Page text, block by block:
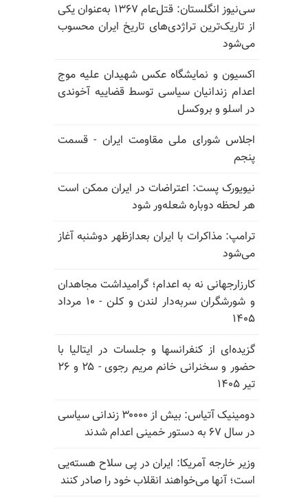
سی‌نیوز انگلستان: قتل‌عام ۱۳۶۷ به‌عنوان یکی
از تاریک‌ترین تراژدی‌های تاریخ ایران محسوب
می‌شود
اکسیون و نمایشگاه عکس شهیدان علیه موج
اعدام زندانیان سیاسی توسط قضاییه آخوندی
در اسلو و بروکسل
اجلاس شورای ملی مقاومت ایران - قسمت
پنجم
نیویورک پست: اعتراضات در ایران ممکن است
هر لحظه دوباره شعله‌ور شود
ترامپ: مذاکرات با ایران بعدازظهر دوشنبه آغاز
می‌شود
کارزارجهانی نه به اعدام؛ گرامیداشت مجاهدان
و شورشگران سربه‌دار لندن و کلن - ۱۰ مرداد
۱۴۰۵
گزیده‌ای از کنفرانسها و جلسات در ایتالیا با
حضور و سخنرانی خانم مریم رجوی - ۲۵ و ۲۶
تیر ۱۴۰۵
دومینیک آتیاس: بیش از ۳۰۰۰۰ زندانی سیاسی
در سال ۶۷ به دستور خمینی اعدام شدند
وزیر خارجه آمریکا: ایران در پی سلاح هسته‌یی
است؛ آنها می‌خواهند انقلاب خود را صادر کنند